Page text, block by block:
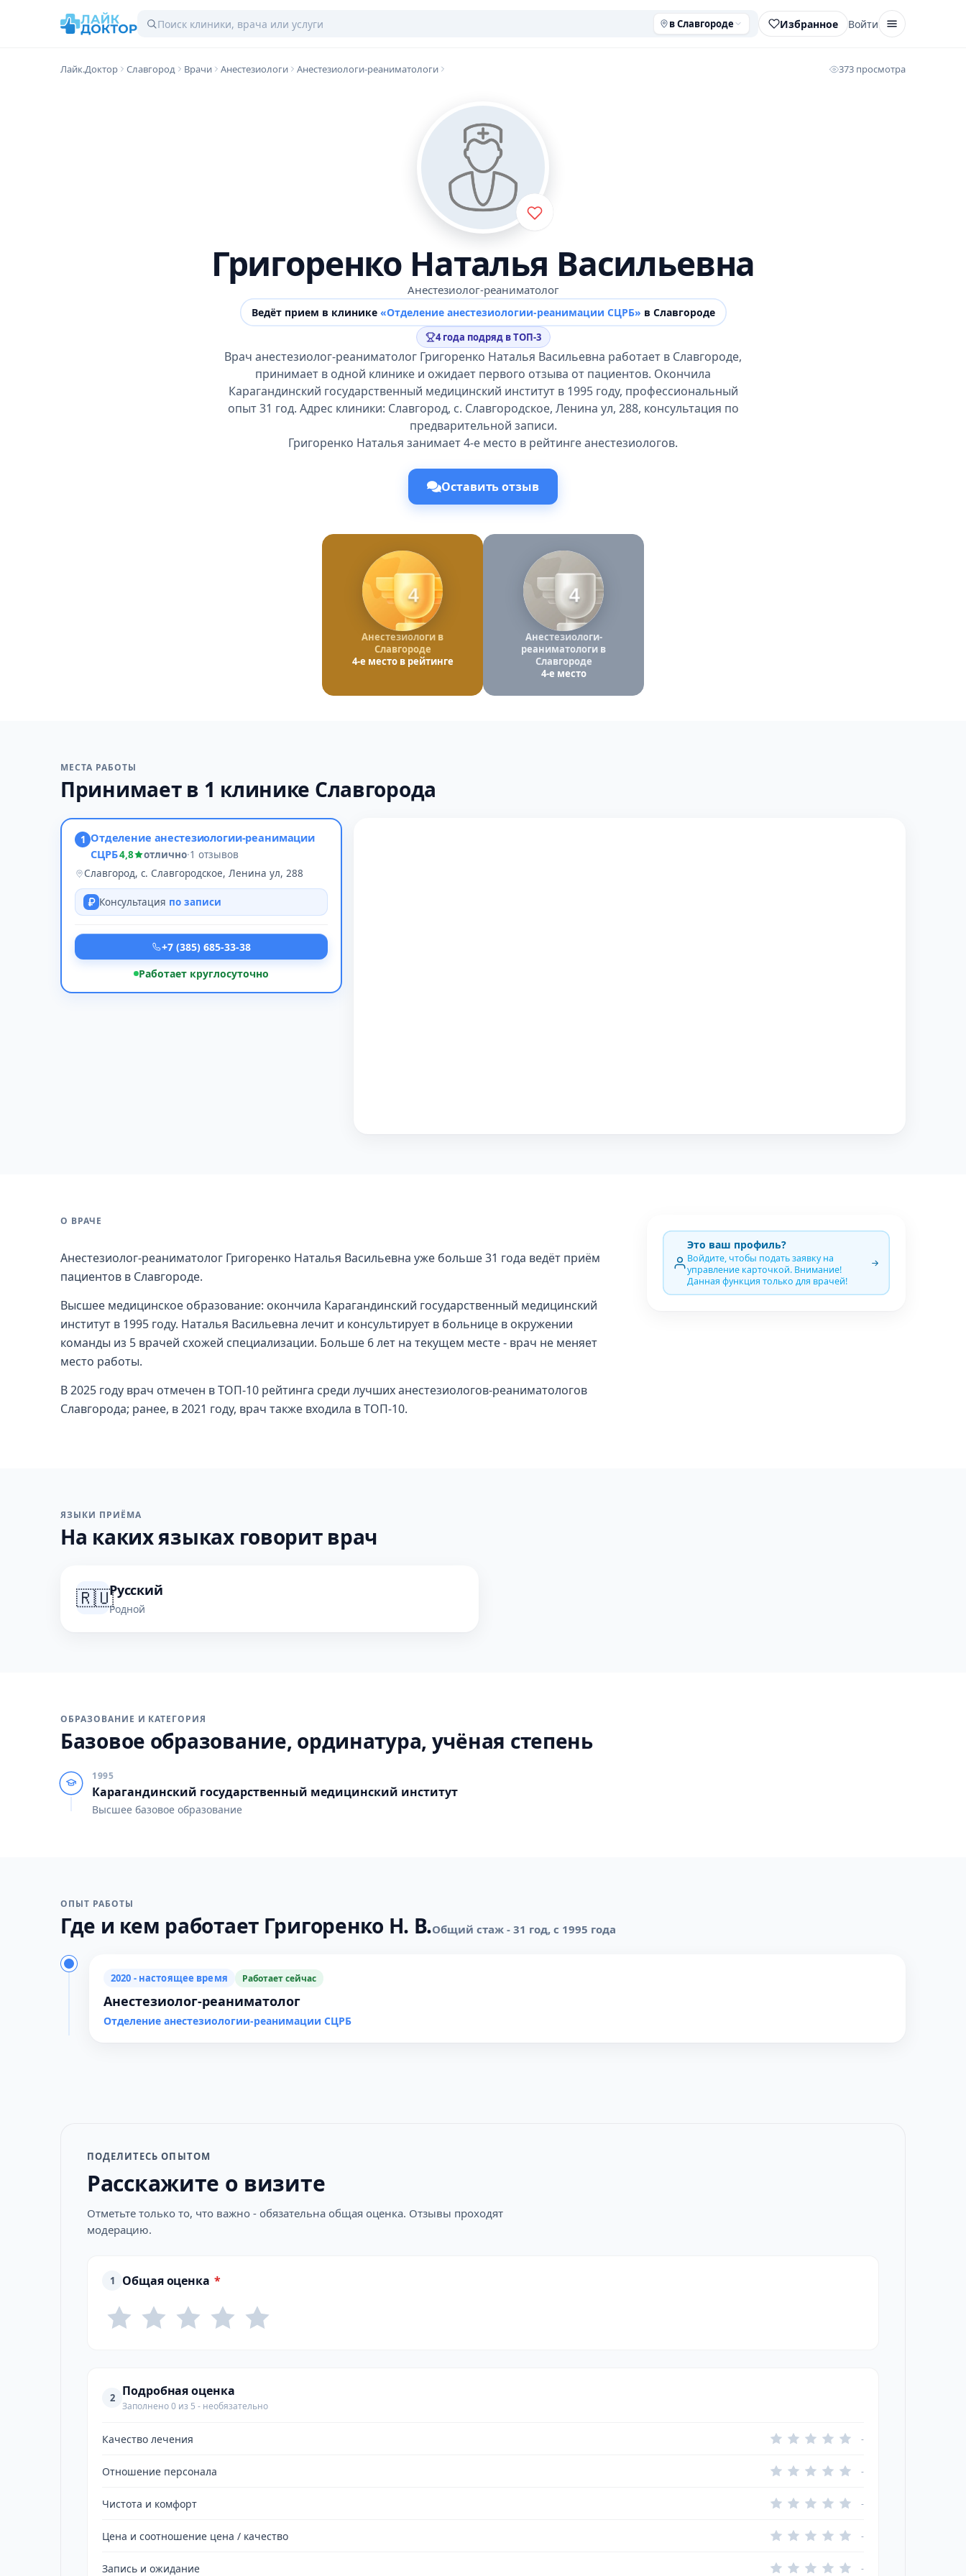
в Славгороде Избранное Войти
Лайк.Доктор Славгород Врачи Анестезиологи Анестезиологи-реаниматологи 373 просмотра
Григоренко Наталья Васильевна
Анестезиолог-реаниматолог
Ведёт прием в клинике «Отделение анестезиологии-реанимации СЦРБ» в Славгороде
4 года подряд в ТОП-3
Врач анестезиолог-реаниматолог Григоренко Наталья Васильевна работает в Славгороде,
принимает в одной клинике и ожидает первого отзыва от пациентов. Окончила
Карагандинский государственный медицинский институт в 1995 году, профессиональный
опыт 31 год. Адрес клиники: Славгород, с. Славгородское, Ленина ул, 288, консультация по
предварительной записи.
Григоренко Наталья занимает 4-е место в рейтинге анестезиологов.
Оставить отзыв
4
Анестезиологи в
Славгороде
4-е место в рейтинге
4
Анестезиологи-
реаниматологи в
Славгороде
4-е место
МЕСТА РАБОТЫ
Принимает в 1 клинике Славгорода
1 Отделение анестезиологии-реанимации
СЦРБ4,8 отлично·1 отзывов
Славгород, с. Славгородское, Ленина ул, 288
Консультация по записи
+7 (385) 685-33-38
Работает круглосуточно
О ВРАЧЕ
Анестезиолог-реаниматолог Григоренко Наталья Васильевна уже больше 31 года ведёт приём
пациентов в Славгороде.
Высшее медицинское образование: окончила Карагандинский государственный медицинский
институт в 1995 году. Наталья Васильевна лечит и консультирует в больнице в окружении
команды из 5 врачей схожей специализации. Больше 6 лет на текущем месте - врач не меняет
место работы.
В 2025 году врач отмечен в ТОП-10 рейтинга среди лучших анестезиологов-реаниматологов
Славгорода; ранее, в 2021 году, врач также входила в ТОП-10.
Это ваш профиль?
Войдите, чтобы подать заявку на
управление карточкой. Внимание!
Данная функция только для врачей!
ЯЗЫКИ ПРИЁМА
На каких языках говорит врач
🇷🇺Русский
Родной
ОБРАЗОВАНИЕ И КАТЕГОРИЯ
Базовое образование, ординатура, учёная степень
1995
Карагандинский государственный медицинский институт
Высшее базовое образование
ОПЫТ РАБОТЫ
Где и кем работает Григоренко Н. В.Общий стаж - 31 год, с 1995 года
2020 - настоящее время Работает сейчас
Анестезиолог-реаниматолог
Отделение анестезиологии-реанимации СЦРБ
ПОДЕЛИТЕСЬ ОПЫТОМ
Расскажите о визите
Отметьте только то, что важно - обязательна общая оценка. Отзывы проходят
модерацию.
1 Общая оценка *
2 Подробная оценка
Заполнено 0 из 5 - необязательно
Качество лечения -
Отношение персонала -
Чистота и комфорт -
Цена и соотношение цена / качество -
Запись и ожидание -